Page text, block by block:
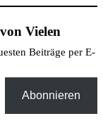
Vielen
Beiträge per E-
Abonnieren